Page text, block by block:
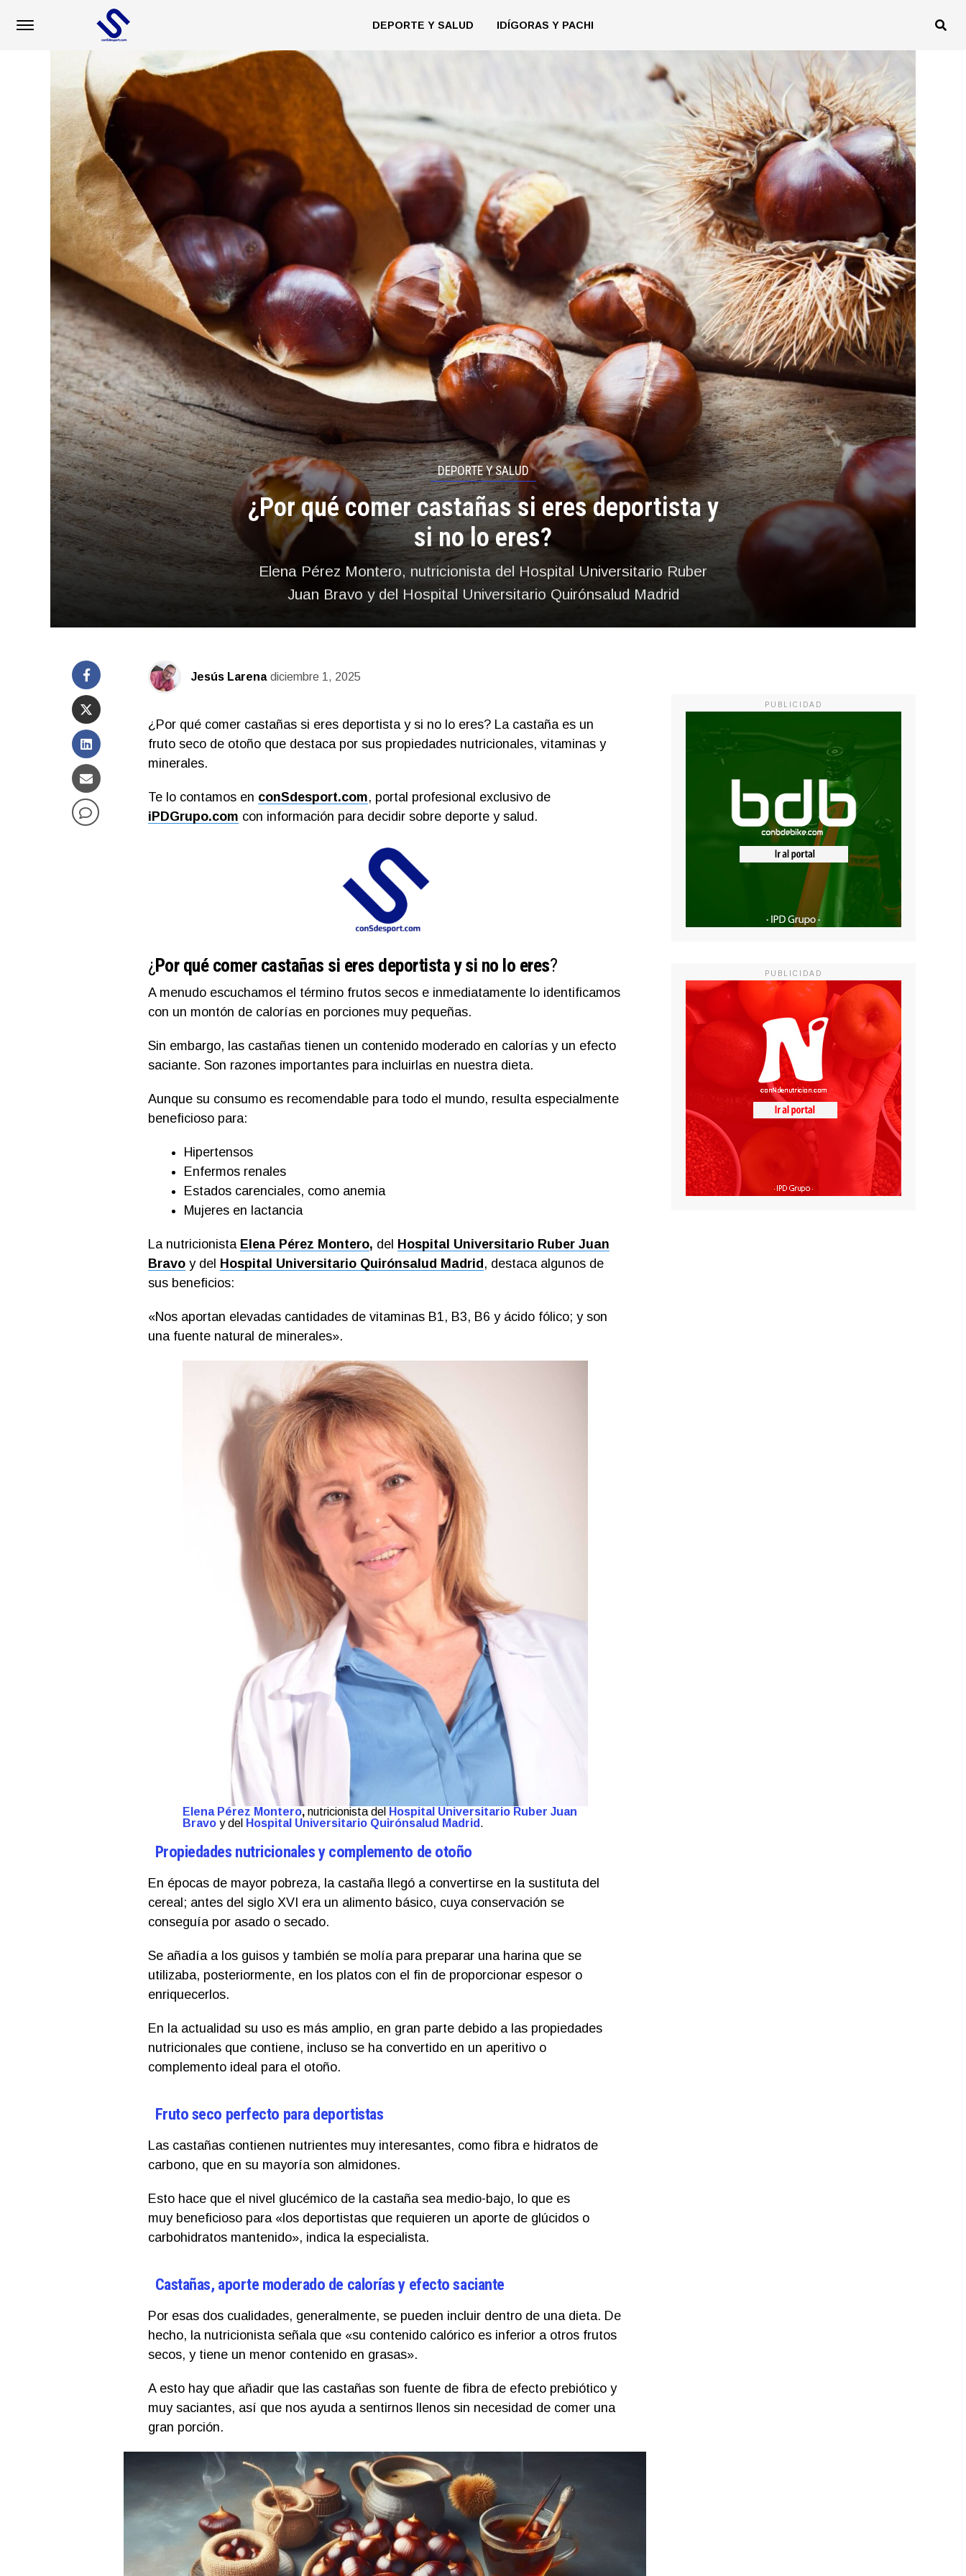
DEPORTE Y SALUD IDÍGORAS Y PACHI
DEPORTE Y SALUD
¿Por qué comer castañas si eres deportista y
si no lo eres?
Elena Pérez Montero, nutricionista del Hospital Universitario Ruber
Juan Bravo y del Hospital Universitario Quirónsalud Madrid
Jesús Larena diciembre 1, 2025
¿Por qué comer castañas si eres deportista y si no lo eres? La castaña es un
fruto seco de otoño que destaca por sus propiedades nutricionales, vitaminas y
minerales.
Te lo contamos en conSdesport.com, portal profesional exclusivo de
iPDGrupo.com con información para decidir sobre deporte y salud.
¿Por qué comer castañas si eres deportista y si no lo eres?
A menudo escuchamos el término frutos secos e inmediatamente lo identificamos
con un montón de calorías en porciones muy pequeñas.
Sin embargo, las castañas tienen un contenido moderado en calorías y un efecto
saciante. Son razones importantes para incluirlas en nuestra dieta.
Aunque su consumo es recomendable para todo el mundo, resulta especialmente
beneficioso para:
Hipertensos
Enfermos renales
Estados carenciales, como anemia
Mujeres en lactancia
La nutricionista Elena Pérez Montero, del Hospital Universitario Ruber Juan
Bravoy del Hospital Universitario Quirónsalud Madrid, destaca algunos de
sus beneficios:
«Nos aportan elevadas cantidades de vitaminas B1, B3, B6 y ácido fólico; y son
una fuente natural de minerales».
Elena Pérez Montero,nutricionista del Hospital Universitario Ruber Juan
Bravoy del Hospital Universitario Quirónsalud Madrid .
Propiedades nutricionales y complemento de otoño
En épocas de mayor pobreza, la castaña llegó a convertirse en la sustituta del
cereal; antes del siglo XVI era un alimento básico, cuya conservación se
conseguía por asado o secado.
Se añadía a los guisos y también se molía para preparar una harina que se
utilizaba, posteriormente, en los platos con el fin de proporcionar espesor o
enriquecerlos.
En la actualidad su uso es más amplio, en gran parte debido a las propiedades
nutricionales que contiene, incluso se ha convertido en un aperitivo o
complemento ideal para el otoño.
Fruto seco perfecto para deportistas
Las castañas contienen nutrientes muy interesantes, como fibra e hidratos de
carbono, que en su mayoría son almidones.
Esto hace que el nivel glucémico de la castaña sea medio-bajo, lo que es
muy beneficioso para «los deportistas que requieren un aporte de glúcidos o
carbohidratos mantenido», indica la especialista.
Castañas, aporte moderado de calorías y efecto saciante
Por esas dos cualidades, generalmente, se pueden incluir dentro de una dieta. De
hecho, la nutricionista señala que «su contenido calórico es inferior a otros frutos
secos, y tiene un menor contenido en grasas».
A esto hay que añadir que las castañas son fuente de fibra de efecto prebiótico y
muy saciantes, así que nos ayuda a sentirnos llenos sin necesidad de comer una
gran porción.
PUBLICIDAD
PUBLICIDAD